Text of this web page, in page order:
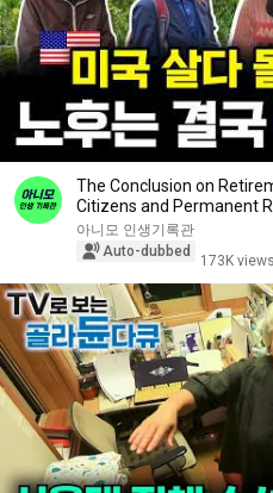
The Conclusion on
Citizens and Permanent
아니모 인생기록관
Auto-dubbed
173K views